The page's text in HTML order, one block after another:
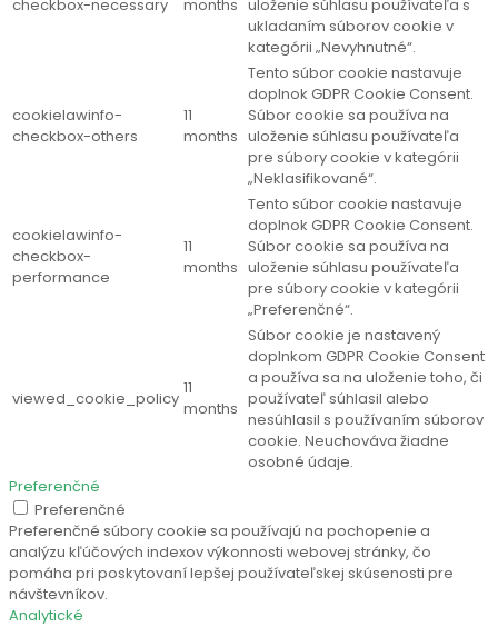
checkbox-necessary months uloženie súhlasu používateľa s
ukladaním súborov cookie v
kategórii „Nevyhnutné“.
cookielawinfo-
checkbox-others
11
months
Tento súbor cookie nastavuje
doplnok GDPR Cookie Consent.
Súbor cookie sa používa na
uloženie súhlasu používateľa
pre súbory cookie v kategórii
„Neklasifikované“.
cookielawinfo-
checkbox-
performance
11
months
Tento súbor cookie nastavuje
doplnok GDPR Cookie Consent.
Súbor cookie sa používa na
uloženie súhlasu používateľa
pre súbory cookie v kategórii
„Preferenčné“.
viewed_cookie_policy
11
months
Súbor cookie je nastavený
doplnkom GDPR Cookie Consent
a používa sa na uloženie toho, či
používateľ súhlasil alebo
nesúhlasil s používaním súborov
cookie. Neuchováva žiadne
osobné údaje.
Preferenčné
Preferenčné
Preferenčné súbory cookie sa používajú na pochopenie a
analýzu kľúčových indexov výkonnosti webovej stránky, čo
pomáha pri poskytovaní lepšej používateľskej skúsenosti pre
návštevníkov.
Analytické